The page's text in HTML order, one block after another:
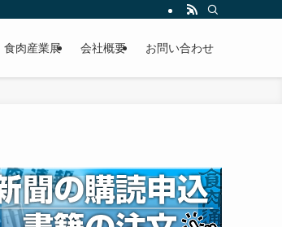
食肉産業展 会社概要 お問い合わせ